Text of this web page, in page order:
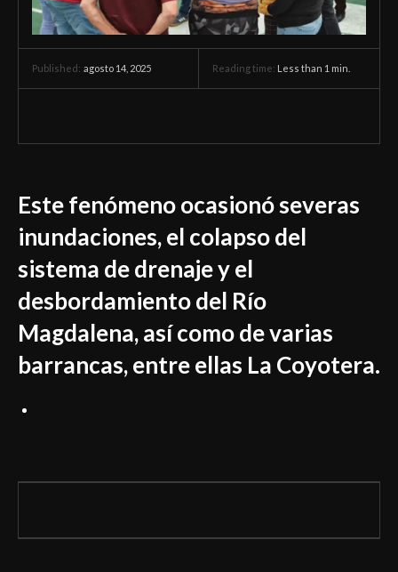
Published: agosto 14, 2025 Reading time: Less than 1 min.
Este fenómeno ocasionó severas
inundaciones, el colapso del
sistema de drenaje y el
desbordamiento del Río
Magdalena, así como de varias
barrancas, entre ellas La Coyotera.